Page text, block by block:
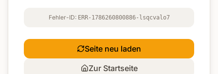
Fehler-ID: ERR-1786260800886-lsqcvalo7
Seite neu laden
Zur Startseite